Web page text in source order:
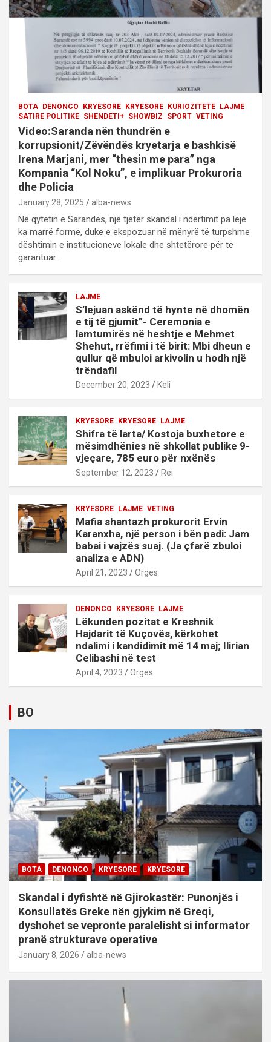
o
n
BOTA DENONCO KRYESORE KRYESORE KURIOZITETE
LAJME
SATIRE POLITIKE SHENDETI+ SHOWBIZ SPORT VETING
Video:Saranda nën thundrën e
korrupsionit/Zëvëndës kryetarja e bashkisë
Irena Marjani, mer “thesin me para” nga
Kompania “Kol Noku”, e implikuar Prokuroria
dhe Policia
January 28, 2025 alba-news
Në qytetin e Sarandës, një tjetër skandal i ndërtimit pa leje
ka marrë formë, duke e ekspozuar në mënyrë të turpshme
dështimin e institucioneve lokale dhe shtetërore për të
garantuar…
LAJME
S’lejuan askënd të hynte në dhomën
e tij të gjumit”- Ceremonia e
lamtumirës në heshtje e Mehmet
Shehut, rrëfimi i të birit: Mbi dheun e
qullur që mbuloi arkivolin u hodh një
trëndafil
December 20, 2023 Keli
KRYESORE KRYESORE LAJME
Shifra të larta/ Kostoja buxhetore e
mësimdhënies në shkollat publike 9-
vjeçare, 785 euro për nxënës
September 12, 2023 Rei
KRYESORE LAJME VETING
Mafia shantazh prokurorit Ervin
Karanxha, një person i bën padi: Jam
babai i vajzës suaj. (Ja çfarë zbuloi
analiza e ADN)
April 21, 2023 Orges
DENONCO KRYESORE LAJME
Lëkunden pozitat e Kreshnik
Hajdarit të Kuçovës, kërkohet
ndalimi i kandidimit më 14 maj; Ilirian
Celibashi në test
April 4, 2023 Orges
BO
BOTA DENONCO KRYESORE KRYESORE
Skandal i dyfishtë në Gjirokastër: Punonjës i
Konsullatës Greke nën gjykim në Greqi,
dyshohet se vepronte paralelisht si informator
pranë strukturave operative
January 8, 2026 alba-news